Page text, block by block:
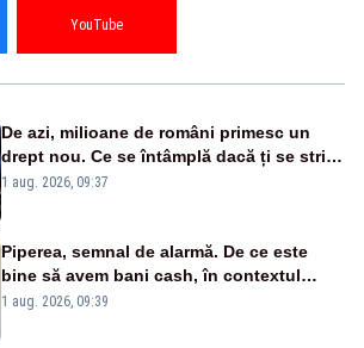
YouTube
De azi, milioane de români primesc un
drept nou. Ce se întâmplă dacă ți se strică
un produs
1 aug. 2026, 09:37
Piperea, semnal de alarmă. De ce este
bine să avem bani cash, în contextul
alertei energetice?
1 aug. 2026, 09:39